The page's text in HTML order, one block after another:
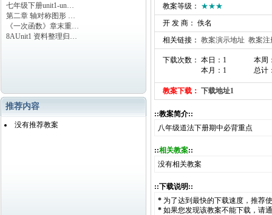
七年级下册unit1-un…
第二章 轴对称图形 …
《一次函数》章末重…
8AUnit1 资料整理归…
推荐内容
没有推荐教案
教案等级： ★★★
开 发 商： 佚名
相关链接： 教案演示地址 教案注
下载次数： 本日：1
本月：1
本周
总计
教案下载： 下载地址1
::教案简介::
八年级道法下册期中必背重点
::相关教案::
没有相关教案
::下载说明::
* 为了达到最快的下载速度，推荐
* 如果您发现该教案不能下载，请